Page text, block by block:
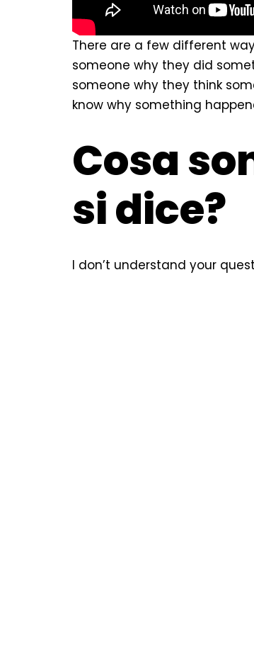
There are a few different
someone why they did
someone why they think
know why something
Cosa
si dice?
I don’t understand your